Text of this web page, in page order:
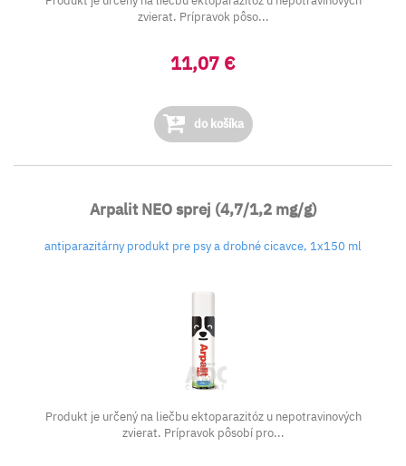
zvierat. Prípravok pôso...
11,07 €
do košíka
Arpalit NEO sprej (4,7/1,2 mg/g)
antiparazitárny produkt pre psy a drobné cicavce, 1x150 ml
Produkt je určený na liečbu ektoparazitóz u nepotravinových
zvierat. Prípravok pôsobí pro...